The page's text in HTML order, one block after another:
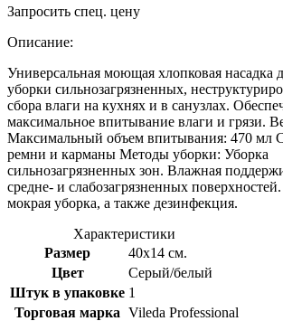
Запросить спец. цену
Описание:
Универсальная моющая хлопковая насадка
уборки сильнозагрязненных,
сбора влаги на кухнях и в санузлах.
максимальное впитывание влаги и грязи.
Максимальный объем впитывания: 470 мл
ремни и карманы Методы уборки: Уборка
сильнозагрязненных зон. Влажная
средне- и слабозагрязненных
мокрая уборка, а также дезинфекция.
Характеристики
Размер
40x14 см.
Цвет
Серый/белый
Штук в упаковке 1
Торговая марка Vileda Professional